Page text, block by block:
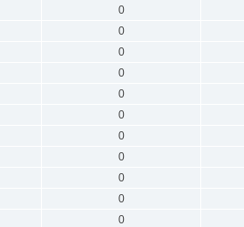
0
0
0
0
0
0
0
0
0
0
0